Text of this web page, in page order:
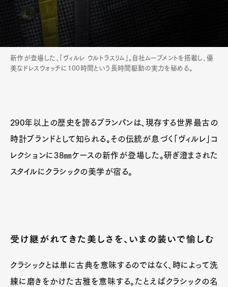
新作が登場した、「ヴィルレ ウルトラスリム」。自社ムーブメントを搭載し、優
美なドレスウォッチに100時間という長時間駆動の実力を秘める。
290年以上の歴史を誇るブランパンは、現存する世界最古の
時計ブランドとして知られる。その伝統が息づく「ヴィルレ」コ
レクションに38㎜ケースの新作が登場した。研ぎ澄まされた
スタイルにクラシックの美学が宿る。
受け継がれてきた美しさを、いまの装いで愉しむ
クラシックとは単に古典を意味するのではなく、時によって洗
練に磨きをかけた古雅を意味する。たとえばクラシックの名